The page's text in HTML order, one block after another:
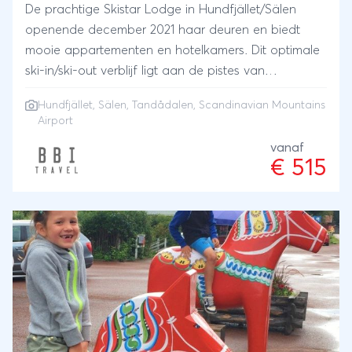
De prachtige Skistar Lodge in Hundfjället/Sälen
openende december 2021 haar deuren en biedt
mooie appartementen en hotelkamers. Dit optimale
ski-in/ski-out verblijf ligt aan de pistes van
transportlift naar Tandådalen. Hiervandaan heb je
skigebieden van Sälen. In het kort Van 19 december
2026 tot 13 maart 2027 vertrek je iedere zaterdag
vanaf Groningen, dan is het parkeren op Groningen
Airport Eelde gratis inbegrepen Ruimbagage is bij te
boeken (kosten € 46 per koffer) Per bijgeboekte
koffer mag je gratis een ski set (ski’s, stokken en
skischoenen, max. 15kg) bij boeken. De transfer is
inbegrepen Op 25 transferminuten vanaf
Scandinavian Mountains Airport SkiStar Lodge
Hundfjället, Sälen, Tandådalen, Scandinavian Mountains
Airport
vanaf
€ 515